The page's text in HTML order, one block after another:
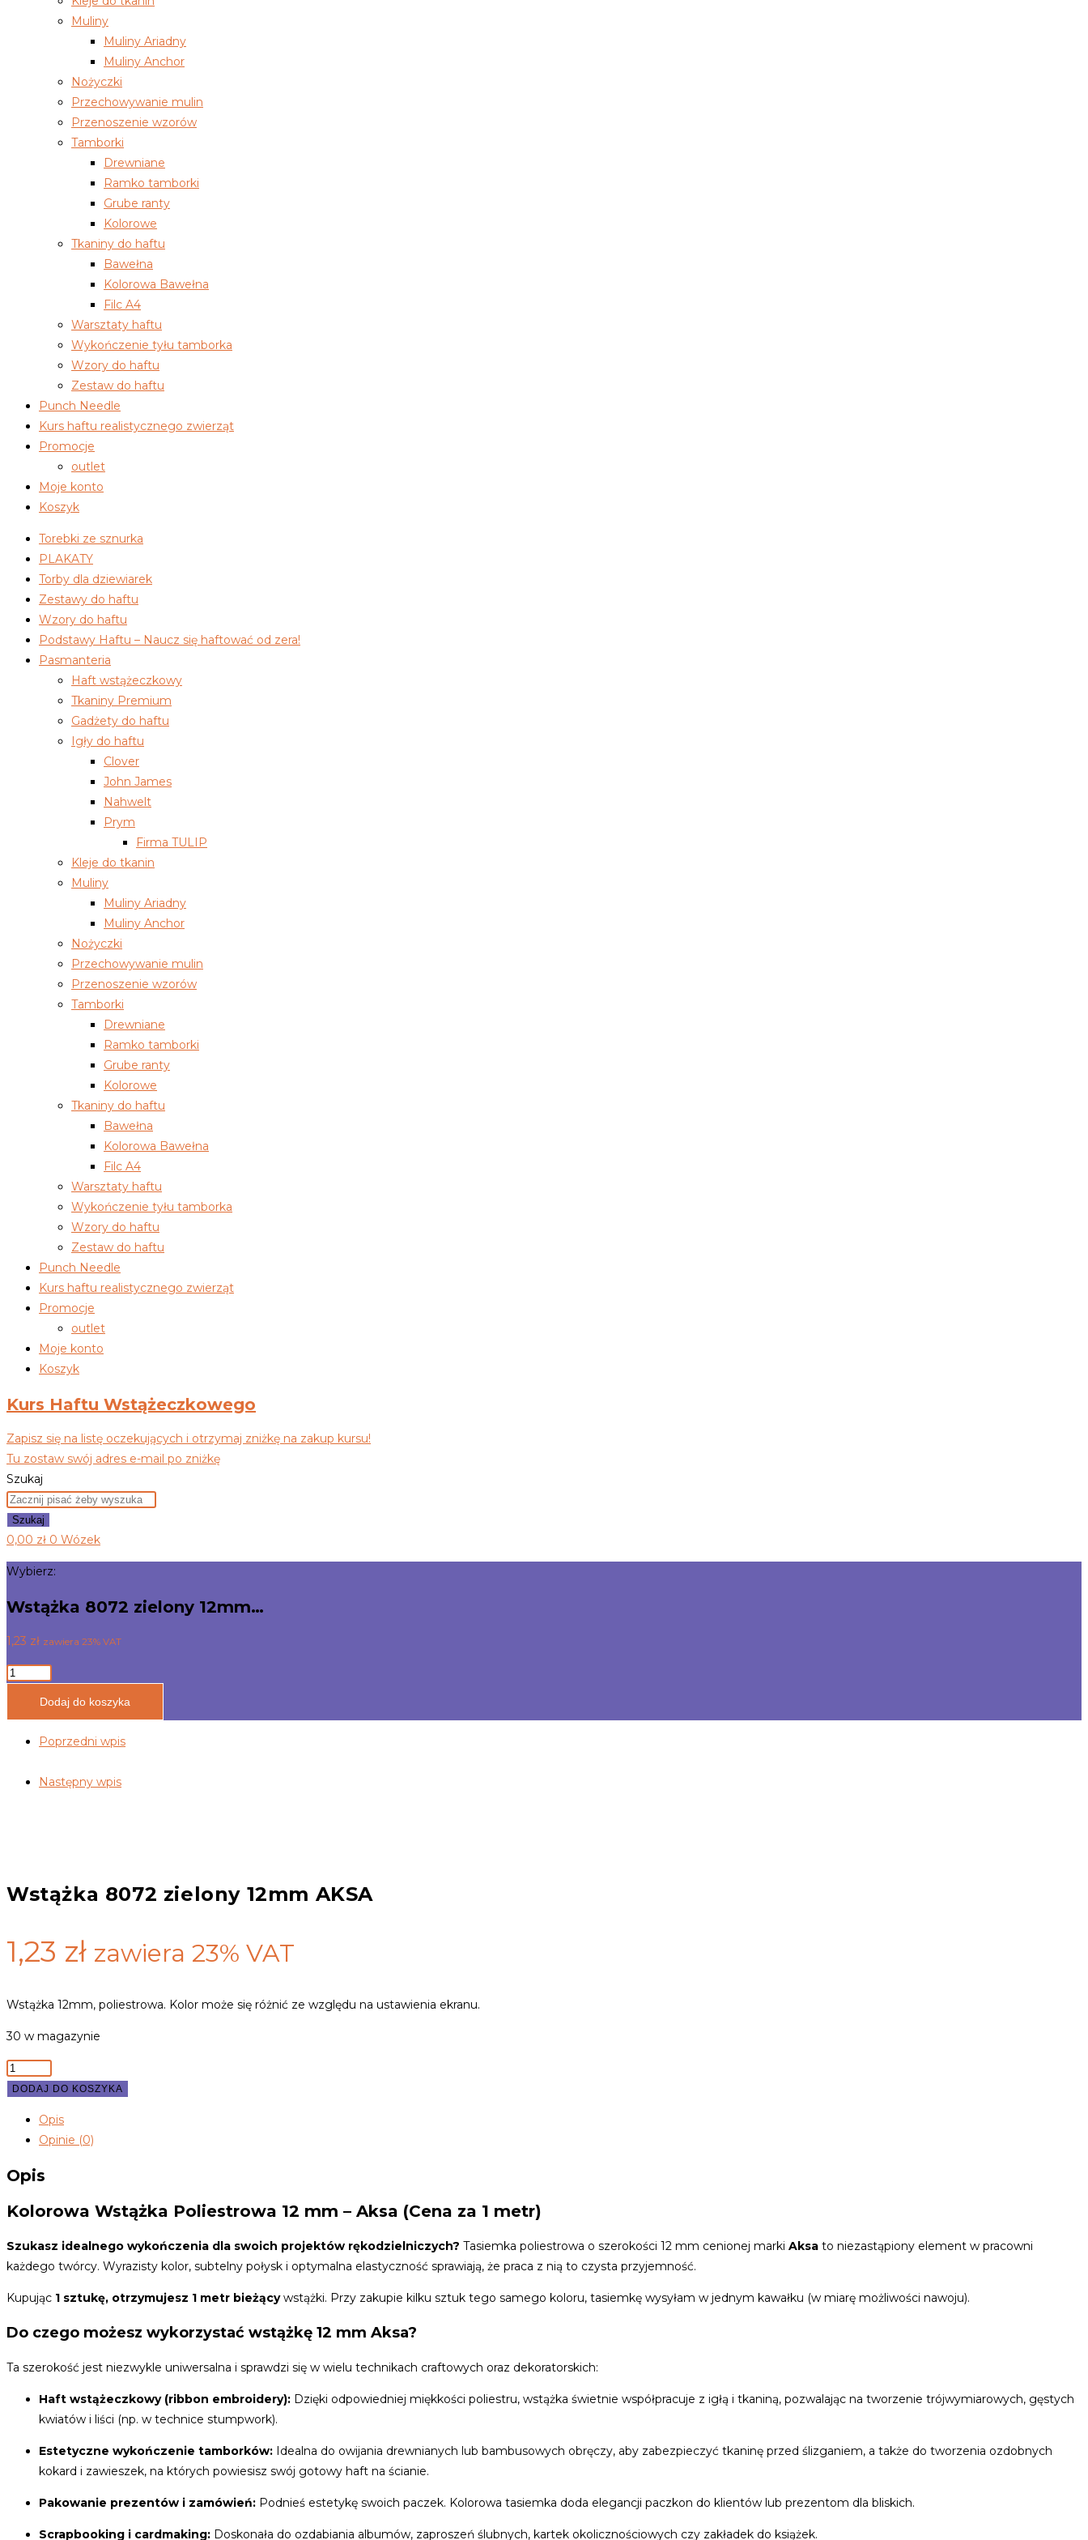
Muliny
Muliny Ariadny
Muliny Anchor
Nożyczki
Przechowywanie mulin
Przenoszenie wzorów
Tamborki
Drewniane
Ramko tamborki
Grube ranty
Kolorowe
Tkaniny do haftu
Bawełna
Kolorowa Bawełna
Filc A4
Warsztaty haftu
Wykończenie tyłu tamborka
Wzory do haftu
Zestaw do haftu
Punch Needle
Kurs haftu realistycznego zwierząt
Promocje
outlet
Moje konto
Koszyk
Torebki ze sznurka
PLAKATY
Torby dla dziewiarek
Zestawy do haftu
Wzory do haftu
Podstawy Haftu – Naucz się haftować od zera!
Pasmanteria
Haft wstążeczkowy
Tkaniny Premium
Gadżety do haftu
Igły do haftu
Clover
John James
Nahwelt
Prym
Firma TULIP
Kleje do tkanin
Muliny
Muliny Ariadny
Muliny Anchor
Nożyczki
Przechowywanie mulin
Przenoszenie wzorów
Tamborki
Drewniane
Ramko tamborki
Grube ranty
Kolorowe
Tkaniny do haftu
Bawełna
Kolorowa Bawełna
Filc A4
Warsztaty haftu
Wykończenie tyłu tamborka
Wzory do haftu
Zestaw do haftu
Punch Needle
Kurs haftu realistycznego zwierząt
Promocje
outlet
Moje konto
Koszyk
Kurs Haftu Wstążeczkowego
Zapisz się na listę oczekujących i otrzymaj zniżkę na zakup kursu!
Tu zostaw swój adres e-mail po zniżkę
Szukaj
Szukaj
0,00 zł 0 Wózek
Wybierz:
Wstążka 8072 zielony 12mm…
1,23 zł zawiera 23% VAT
ilość
Dodaj do koszyka
Poprzedni wpis
Następny wpis
Wstążka 8072 zielony 12mm AKSA
1,23 zł zawiera 23% VAT
Wstążka 12mm, poliestrowa. Kolor może się różnić ze względu na ustawienia ekranu.
30 w magazynie
ilość
Wstążka
zielony
12mm
AKSA
DODAJ DO KOSZYKA
Opis
Opinie (0)
Opis
Kolorowa Wstążka Poliestrowa 12 mm – Aksa (Cena za 1 metr)
Szukasz idealnego wykończenia dla swoich projektów rękodzielniczych? Tasiemka poliestrowa o szerokości 12 mm cenionej marki Aksa to niezastąpiony element w pracowni
każdego twórcy. Wyrazisty kolor, subtelny połysk i optymalna elastyczność sprawiają, że praca z nią to czysta przyjemność.
Kupując 1 sztukę, otrzymujesz 1 metr bieżącywstążki. Przy zakupie kilku sztuk tego samego koloru, tasiemkę wysyłam w jednym kawałku (w miarę możliwości nawoju).
Do czego możesz wykorzystać wstążkę 12 mm Aksa?
Ta szerokość jest niezwykle uniwersalna i sprawdzi się w wielu technikach craftowych oraz dekoratorskich:
Haft wstążeczkowy (ribbon embroidery): Dzięki odpowiedniej miękkości poliestru, wstążka świetnie współpracuje z igłą i tkaniną, pozwalając na tworzenie trójwymiarowych, gęstych
kwiatów i liści (np. w technice stumpwork).
Estetyczne wykończenie tamborków: Idealna do owijania drewnianych lub bambusowych obręczy, aby zabezpieczyć tkaninę przed ślizganiem, a także do tworzenia ozdobnych
kokard i zawieszek, na których powiesisz swój gotowy haft na ścianie.
Pakowanie prezentów i zamówień: Podnieś estetykę swoich paczek. Kolorowa tasiemka doda elegancji paczkon do klientów lub prezentom dla bliskich.
Scrapbooking i cardmaking: Doskonała do ozdabiania albumów, zaproszeń ślubnych, kartek okolicznościowych czy zakładek do książek.